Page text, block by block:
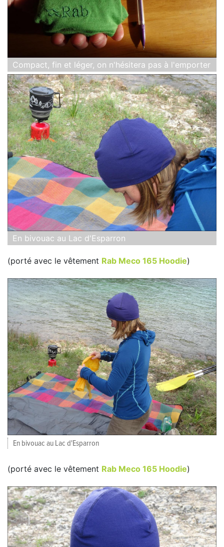
Compact, fin et léger, on n'hésitera pas à l'emporter
En bivouac au Lac d'Esparron
(porté avec le vêtement Rab Meco 165 Hoodie)
En bivouac au Lac d'Esparron
(porté avec le vêtement Rab Meco 165 Hoodie)